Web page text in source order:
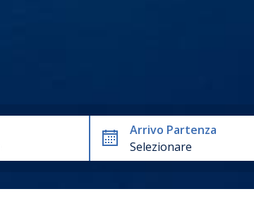
Arrivo Partenza